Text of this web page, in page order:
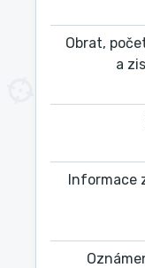
Obrat,
a
Informace